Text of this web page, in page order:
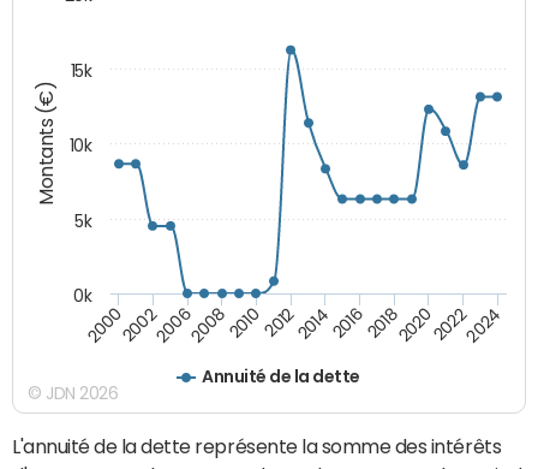
Montants (€)
Annuité de la dette
200020022006200820102012201420162018202020222024
0k
5k
10k
15k
© JDN 2026
L'annuité de la dette représente la somme des intérêts